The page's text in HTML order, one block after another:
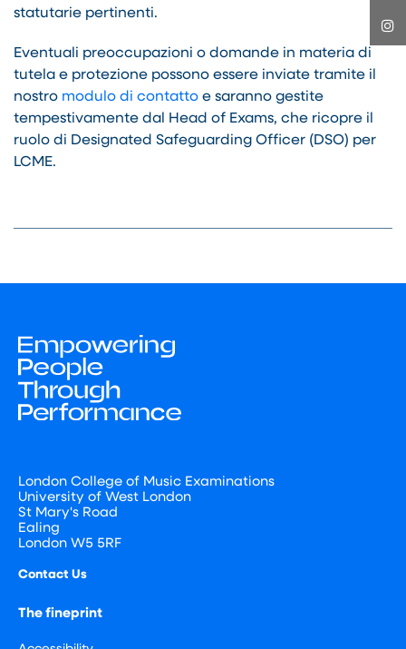
statutarie pertinenti.
Eventuali preoccupazioni o domande in materia di
tutela e protezione possono essere inviate tramite il
nostro modulo di contatto e saranno gestite
tempestivamente dal Head of Exams, che ricopre il
ruolo di Designated Safeguarding Officer (DSO) per
LCME.
London College of Music Examinations
University of West London
St Mary's Road
Ealing
London W5 5RF
Contact Us
The fineprint